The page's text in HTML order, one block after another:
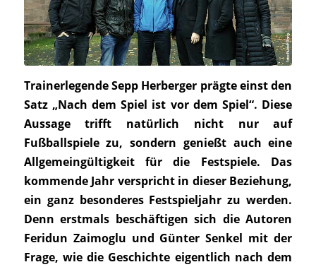
Trainerlegende Sepp Herberger prägte einst den
Satz „Nach dem Spiel ist vor dem Spiel“. Diese
Aussage trifft natürlich nicht nur auf
Fußballspiele zu, sondern genießt auch eine
Allgemeingültigkeit für die Festspiele. Das
kommende Jahr verspricht in dieser Beziehung,
ein ganz besonderes Festspieljahr zu werden.
Denn erstmals beschäftigen sich die Autoren
Feridun Zaimoglu und Günter Senkel mit der
Frage, wie die Geschichte eigentlich nach dem